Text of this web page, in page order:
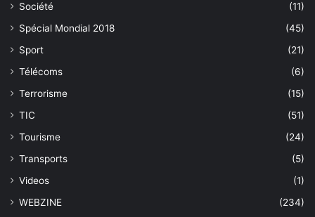
Société
(11)
Spécial Mondial 2018
(45)
Sport
(21)
Télécoms
(6)
Terrorisme
(15)
TIC
(51)
Tourisme
(24)
Transports
(5)
Videos
(1)
WEBZINE
(234)